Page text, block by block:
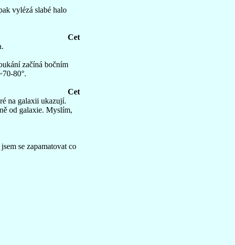
vylézá slabé halo
Cet
začíná bočním
80°.
Cet
na galaxii ukazují.
od galaxie. Myslím,
se zapamatovat co